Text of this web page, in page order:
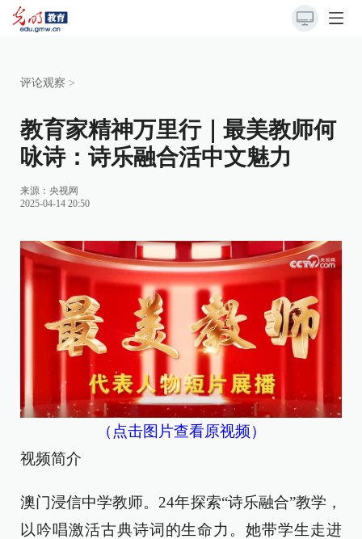
评论观察 >
教育家精神万里行｜最美教师何
咏诗：诗乐融合活中文魅力
来源： 央视网
2025-04-14 20:50
（点击图片查看原视频）
视频简介
澳门浸信中学教师。24年探索“诗乐融合”教学，
以吟唱激活古典诗词的生命力。她带学生走进